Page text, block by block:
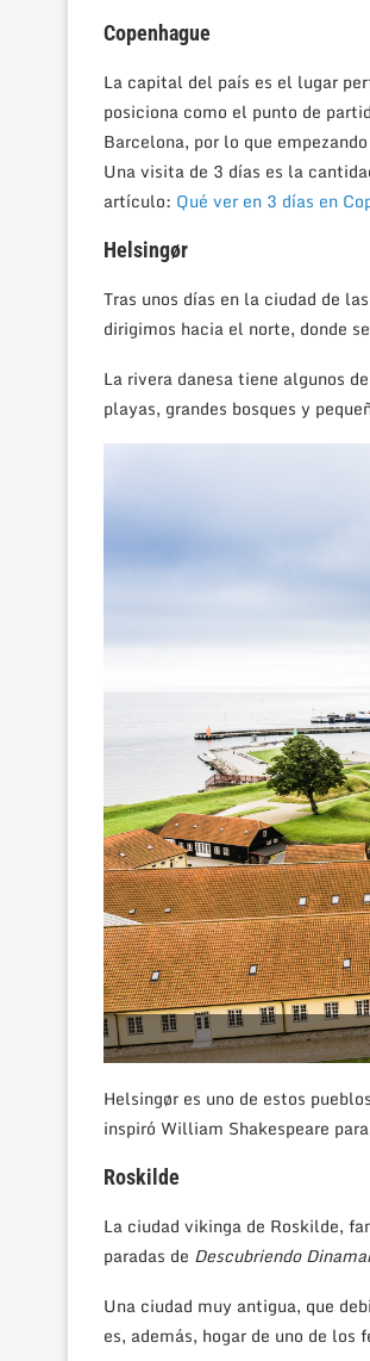
Copenhague
La capital del país es el lugar
posiciona como el punto de
Barcelona, por lo que
Una visita de 3 días es la
artículo: Qué ver en 3 días en
Helsingør
Tras unos días en la ciudad de
dirigimos hacia el norte, donde
La rivera danesa tiene algunos
playas, grandes bosques y
Helsingør es uno de estos
inspiró William Shakespeare
Roskilde
La ciudad vikinga de Roskilde,
paradas de Descubriendo
Una ciudad muy antigua, que
es, además, hogar de uno de